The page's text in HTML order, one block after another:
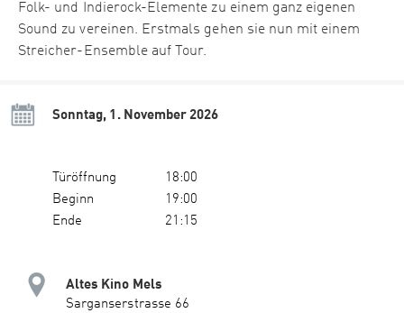
Folk- und Indierock-Elemente zu einem ganz eigenen
Sound zu vereinen. Erstmals gehen sie nun mit einem
Streicher-Ensemble auf Tour.
Sonntag, 1. November 2026
Türöffnung
18:00
Beginn
19:00
Ende
21:15
Altes Kino Mels
Sarganserstrasse 66